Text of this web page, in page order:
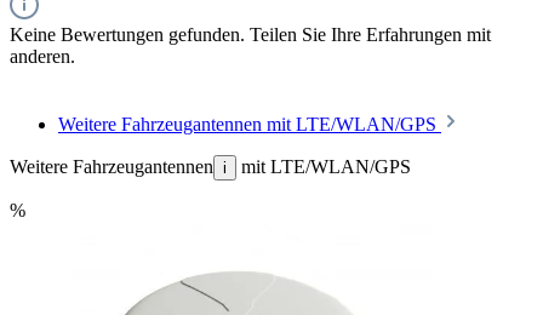
Keine Bewertungen gefunden. Teilen Sie Ihre Erfahrungen mit
anderen.
Weitere Fahrzeugantennen mit LTE/WLAN/GPS
Weitere Fahrzeugantennen i mit LTE/WLAN/GPS
%